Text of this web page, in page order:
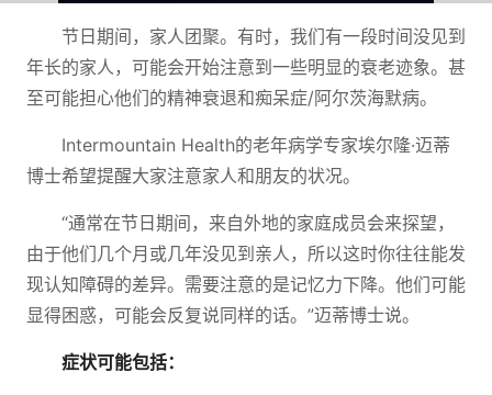
节日期间，家人团聚。有时，我们有一段时间没见到
年长的家人，可能会开始注意到一些明显的衰老迹象。甚
至可能担心他们的精神衰退和痴呆症/阿尔茨海默病。
Intermountain Health的老年病学专家埃尔隆·迈蒂
博士希望提醒大家注意家人和朋友的状况。
“通常在节日期间，来自外地的家庭成员会来探望，
由于他们几个月或几年没见到亲人，所以这时你往往能发
现认知障碍的差异。需要注意的是记忆力下降。他们可能
显得困惑，可能会反复说同样的话。”迈蒂博士说。
症状可能包括：